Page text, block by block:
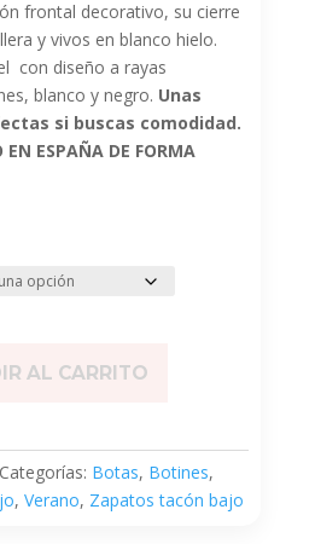
frontal decorativo, su cierre
y vivos en blanco hielo.
con diseño a rayas
blanco y negro. Unas
si buscas comodidad.
ESPAÑA DE FORMA
AL CARRITO
Categorías: Botas, Botines,
, Verano, Zapatos tacón bajo